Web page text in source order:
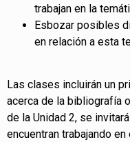
trabajan en la
Esbozar posibles
en relación a esta
Las clases incluirán un
acerca de la bibliografía
de la Unidad 2, se
encuentran trabajando